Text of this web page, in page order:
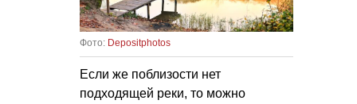
Фото: Depositphotos
Если же поблизости нет
подходящей реки, то можно